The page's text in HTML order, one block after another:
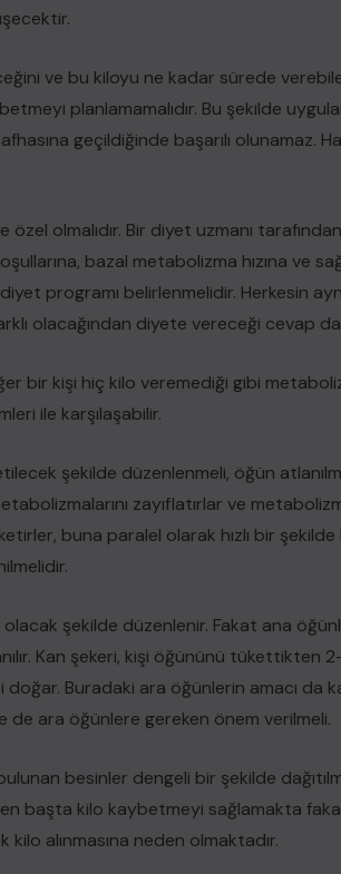
ve bu kiloyu ne kadar sürede
planlamamalıdır. Bu şekilde
geçildiğinde başarılı olunamaz.
olmalıdır. Bir diyet uzmanı
bazal metabolizma hızına ve
programı belirlenmelidir. Herkesin
olacağından diyete vereceği cevap da
bir kişi hiç kilo veremediği gibi
ile karşılaşabilir.
şekilde düzenlenmeli, öğün
zayıflatırlar ve
buna paralel olarak hızlı bir şekilde
şekilde düzenlenir. Fakat ana
Kan şekeri, kişi öğününü tükettikten
Buradaki ara öğünlerin amacı da
de ara öğünlere gereken önem verilmeli.
besinler dengeli bir şekilde
başta kilo kaybetmeyi sağlamakta fakat
alınmasına neden olmaktadır.